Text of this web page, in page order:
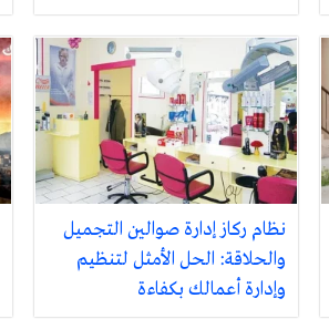
نظام ركاز إدارة صوالين التجميل
والحلاقة: الحل الأمثل لتنظيم
وإدارة أعمالك بكفاءة